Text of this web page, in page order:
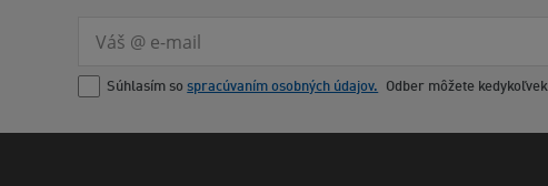
Súhlasím so spracúvaním osobných údajov. Odber môžete kedykoľvek